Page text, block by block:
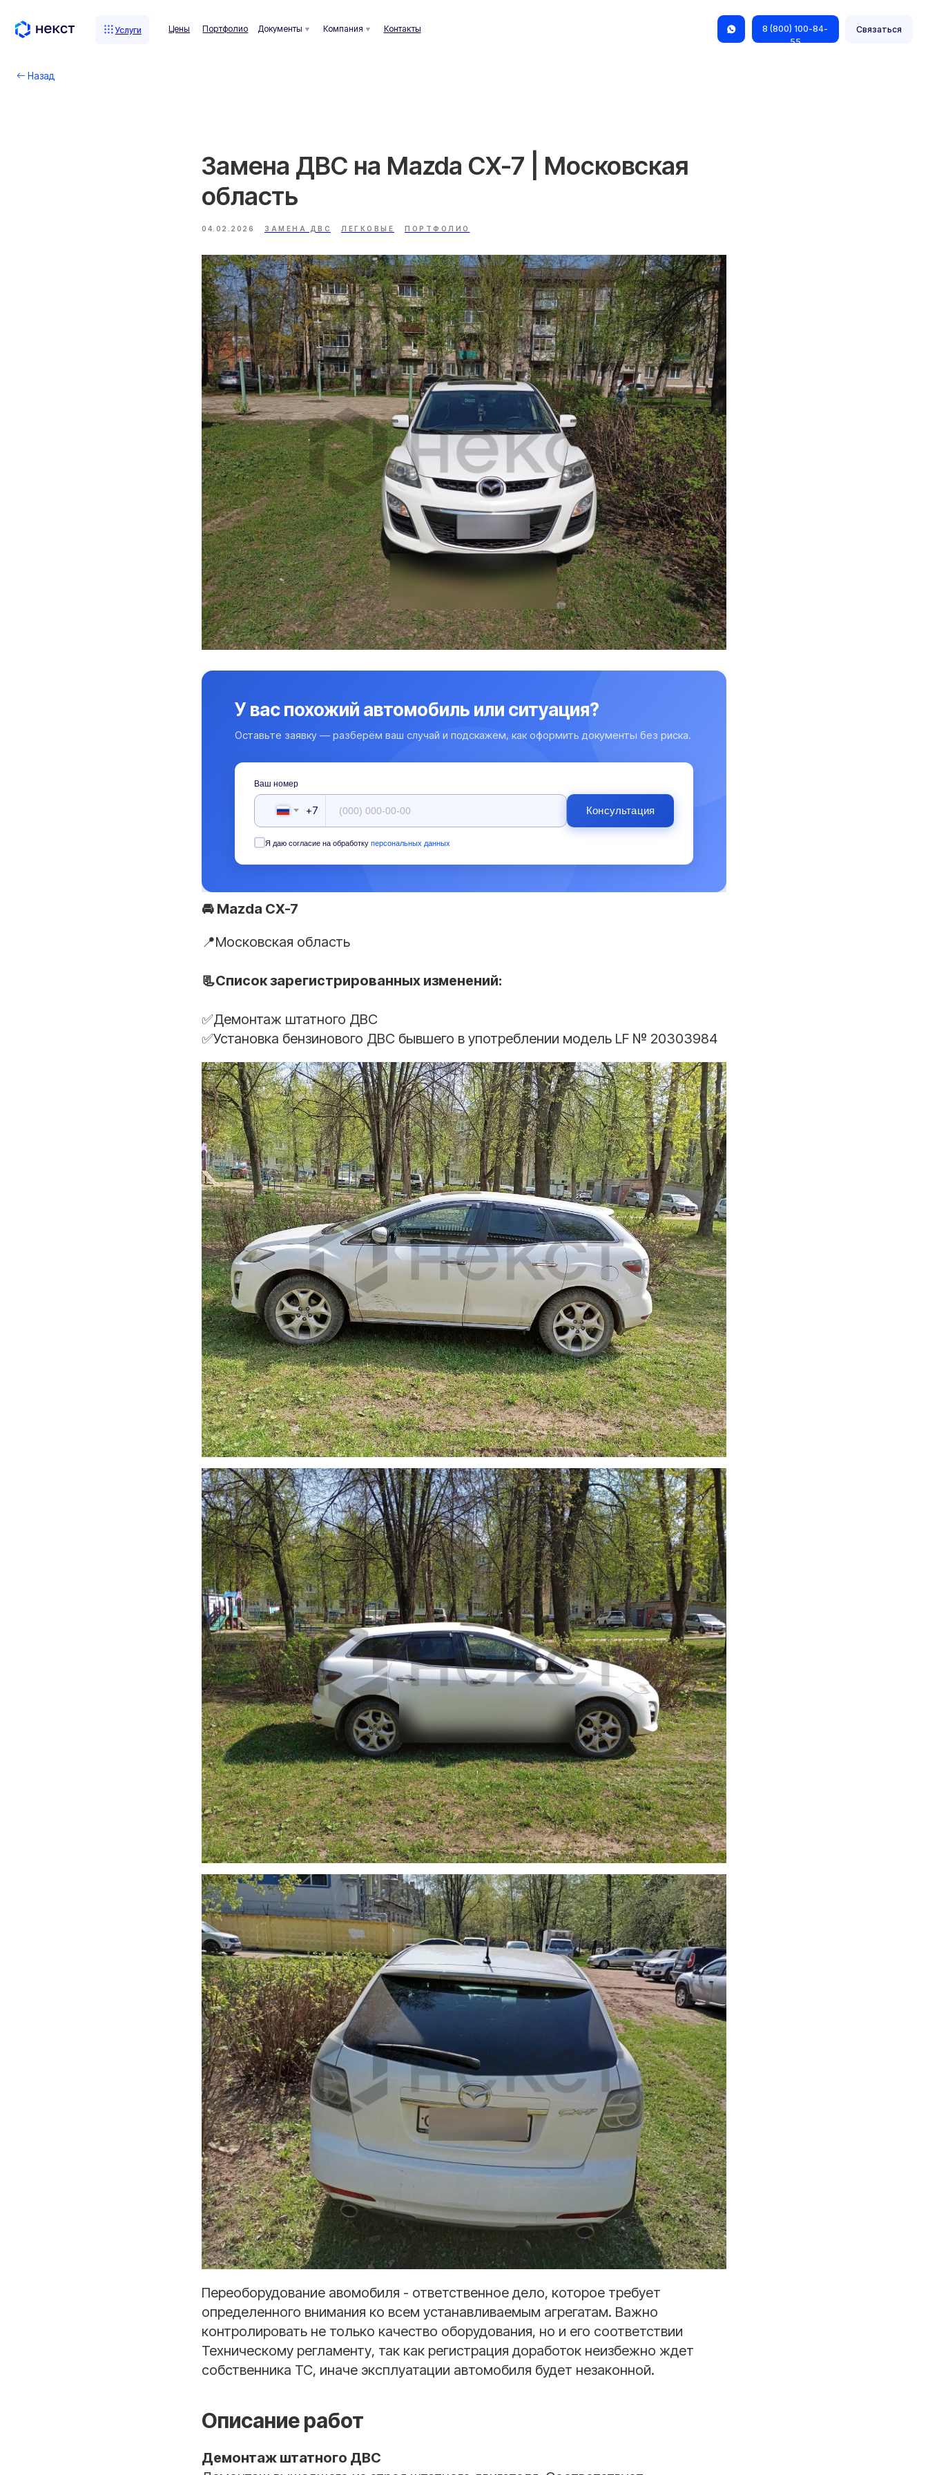
Связаться
8 (800) 100-84-
Цены Портфолио Контакты
Документы Компания
Услуги
Услуги
Замена ДВС на Mazda CX-7 | Московская
область
04.02.2026 ЗАМЕНА ДВС ЛЕГКОВЫЕ ПОРТФОЛИО
У вас похожий автомобиль или ситуация?
Оставьте заявку — разберём ваш случай и подскажем, как оформить документы без риска.
Ваш номер
+7 Консультация
Я даю согласие на обработку персональных данных
🚘 Mazda CX-7
📍Московская область
📃Список зарегистрированных изменений:
✅Демонтаж штатного ДВС
✅Установка бензинового ДВС бывшего в употреблении модель LF № 20303984
Переоборудование авомобиля - ответственное дело, которое требует
определенного внимания ко всем устанавливаемым агрегатам. Важно
контролировать не только качество оборудования, но и его соответствии
Техническому регламенту, так как регистрация доработок неизбежно ждет
собственника ТС, иначе эксплуатации автомобиля будет незаконной.
Описание работ
Демонтаж штатного ДВС